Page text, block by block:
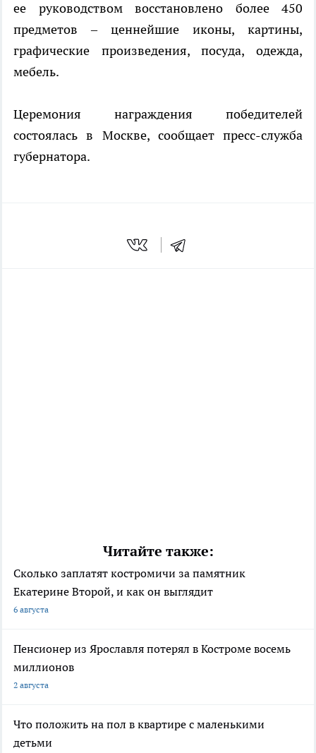
ее руководством восстановлено более 450
предметов – ценнейшие иконы, картины,
графические произведения, посуда, одежда,
мебель.
Церемония награждения победителей
состоялась в Москве, сообщает пресс-служба
губернатора.
Читайте также:
Сколько заплатят костромичи за памятник
Екатерине Второй, и как он выглядит
6 августа
Пенсионер из Ярославля потерял в Костроме восемь
миллионов
2 августа
Что положить на пол в квартире с маленькими
детьми